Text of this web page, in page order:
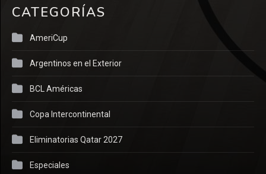
CATEGORÍAS
AmeriCup
Argentinos en el Exterior
BCL Américas
Copa Intercontinental
Eliminatorias Qatar 2027
Especiales